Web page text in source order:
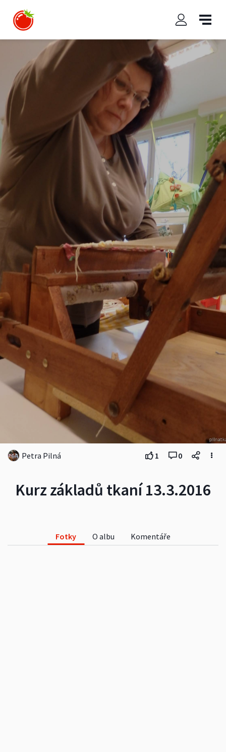
Kurz základů tkaní 13.3.2016
Petra Pilná 1 0
Fotky O albu Komentáře